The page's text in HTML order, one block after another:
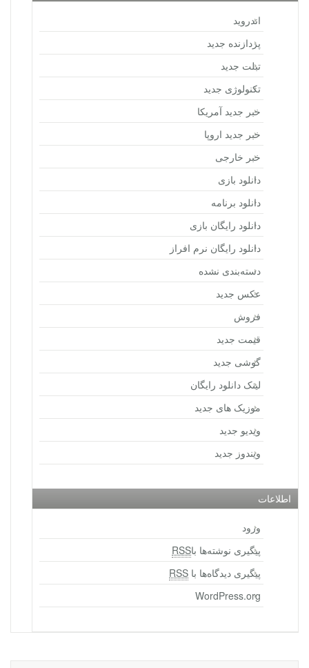
اندروید
پردازنده جدید
تبلت جدید
تکنولوژی جدید
خبر جدید آمریکا
خبر جدید اروپا
خبر خارجی
دانلود بازی
دانلود برنامه
دانلود رایگان بازی
دانلود رایگان نرم افراز
دسته‌بندی نشده
عکس جدید
فروش
قیمت جدید
گوشی جدید
لینک دانلود رایگان
موزیک های جدید
ویدیو جدید
ویندوز جدید
اطلاعات
ورود
پیگیری نوشته‌ها باRSS
پیگیری دیدگاه‌ها با RSS
WordPress.org